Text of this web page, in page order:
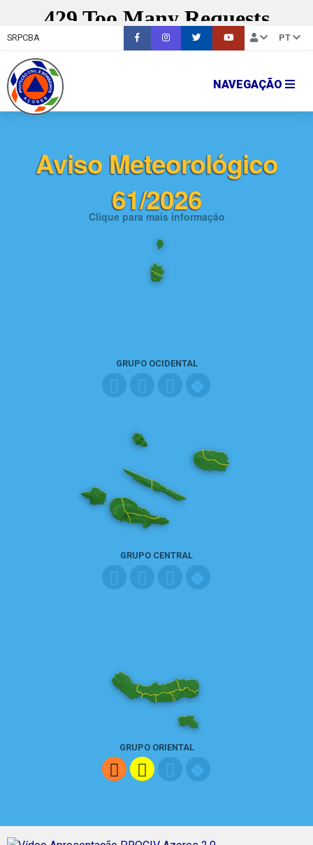
SRPCBA PT
NAVEGAÇÃO
Aviso Meteorológico
61/2026
Clique para mais informação
GRUPO OCIDENTAL
GRUPO CENTRAL
GRUPO ORIENTAL